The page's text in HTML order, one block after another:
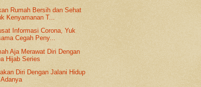
Rumah Bersih dan Sehat
Kenyamanan T...
Informasi Corona, Yuk
Cegah Peny...
Aja Merawat Diri Dengan
Hijab Series
Diri Dengan Jalani Hidup